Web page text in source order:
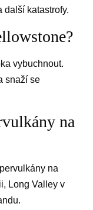
další katastrofy.
vybuchnout.
snaží se
na
na
Long Valley v